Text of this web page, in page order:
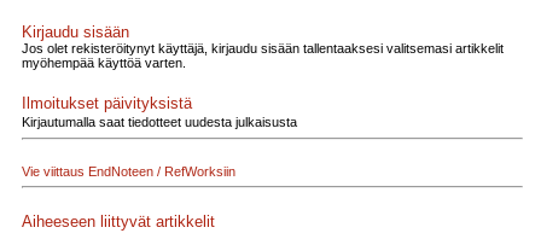
Kirjaudu sisään
Jos olet rekisteröitynyt käyttäjä, kirjaudu sisään tallentaaksesi valitsemasi artikkelit
myöhempää käyttöä varten.
Ilmoitukset päivityksistä
Kirjautumalla saat tiedotteet uudesta julkaisusta
Vie viittaus EndNoteen / RefWorksiin
Aiheeseen liittyvät artikkelit